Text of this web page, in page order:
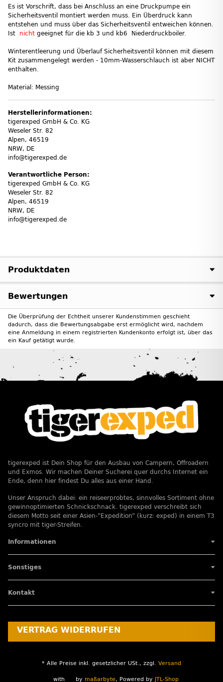
Es ist Vorschrift, dass bei Anschluss an eine Druckpumpe ein
Sicherheitsventil montiert werden muss. Ein Überdruck kann
entstehen und muss über das Sicherheitsventil entweichen können.
Ist nicht geeignet für die kb 3 und kb6 Niederdruckboiler.
Winterentleerung und Überlauf Sicherheitsventil können mit diesem
Kit zusammengelegt werden - 10mm-Wasserschlauch ist aber NICHT
enthalten.
Material: Messing
Herstellerinformationen:
tigerexped GmbH & Co. KG
Weseler Str. 82
Alpen, 46519
NRW, DE
info@tigerexped.de
Verantwortliche Person:
tigerexped GmbH & Co. KG
Weseler Str. 82
Alpen, 46519
NRW, DE
info@tigerexped.de
Produktdaten
Bewertungen
Die Überprüfung der Echtheit unserer Kundenstimmen geschieht
dadurch, dass die Bewertungsabgabe erst ermöglicht wird, nachdem
eine Anmeldung in einem registrierten Kundenkonto erfolgt ist, über das
ein Kauf getätigt wurde.
tigerexped ist Dein Shop für den Ausbau von Campern, Offroadern
und Exmos. Wir machen Deiner Sucherei quer durchs Internet ein
Ende, denn hier findest Du alles aus einer Hand.
Unser Anspruch dabei: ein reiseerprobtes, sinnvolles Sortiment ohne
gewinnoptimierten Schnickschnack. tigerexped verschreibt sich
diesem Motto seit einer Asien-”Expedition” (kurz: exped) in einem T3
syncro mit tiger-Streifen.
Informationen
Sonstiges
Kontakt
VERTRAG WIDERRUFEN
* Alle Preise inkl. gesetzlicher USt., zzgl. Versand
with by maßarbyte, Powered by JTL-Shop